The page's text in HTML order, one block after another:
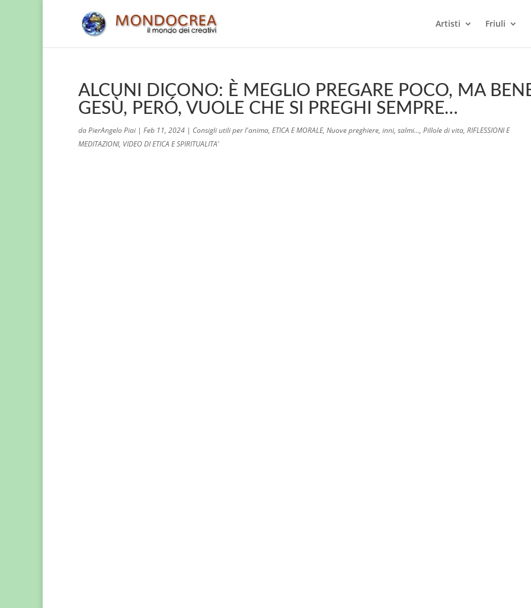
Artisti Friuli
ALCUNI DICONO: È MEGLIO PREGARE POCO, MA
GESÙ, PERÓ, VUOLE CHE SI PREGHI SEMPRE…
daPierAngelo Piai | Feb 11, 2024 | Consigli utili per l'anima, ETICA E MORALE, Nuove preghiere, inni, salmi..., Pillole di vita, RIFLESSIONI E
MEDITAZIONI, VIDEO DI ETICA E SPIRITUALITA'